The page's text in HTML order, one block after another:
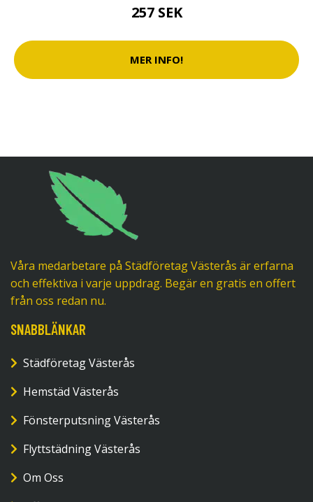
257 SEK
MER INFO!
Våra medarbetare på Städföretag Västerås är erfarna
och effektiva i varje uppdrag. Begär en gratis en offert
från oss redan nu.
SNABBLÄNKAR
Städföretag Västerås
Hemstäd Västerås
Fönsterputsning Västerås
Flyttstädning Västerås
Om Oss